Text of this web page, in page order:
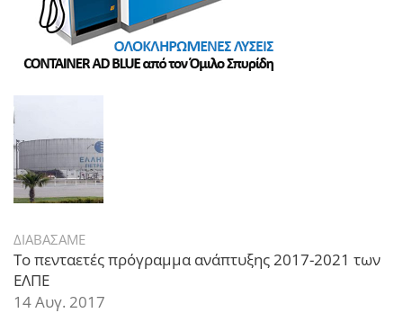
ΔΙΑΒΑΣΑΜΕ
Το πενταετές πρόγραμμα ανάπτυξης 2017-2021 των
ΕΛΠΕ
14 Αυγ. 2017